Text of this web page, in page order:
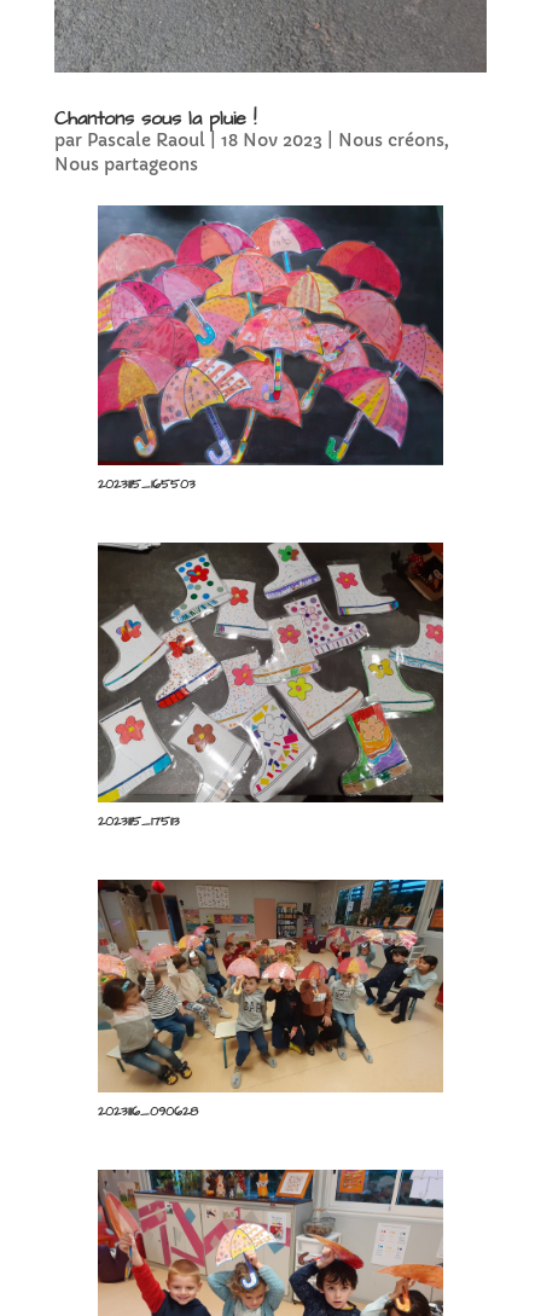
Chantons sous la pluie !
Pascale Raoul|18 Nov 2023|Nous créons
Nous partageons
20231115_165503
20231115_175113